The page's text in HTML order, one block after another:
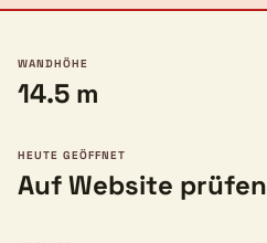
WANDHÖHE
14.5 m
HEUTE GEÖFFNET
Auf Website prüfen